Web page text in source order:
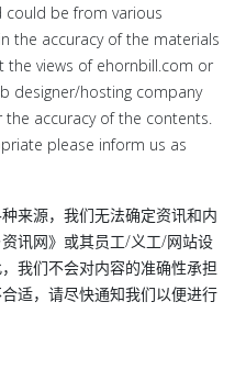
be from various
the accuracy of the materials
views of ehornbill.com or
designer/hosting company
accuracy of the contents.
please inform us as
来源，我们无法确定资讯和内
讯网》或其员工/义工/网站设
我们不会对内容的准确性承担
适，请尽快通知我们以便进行